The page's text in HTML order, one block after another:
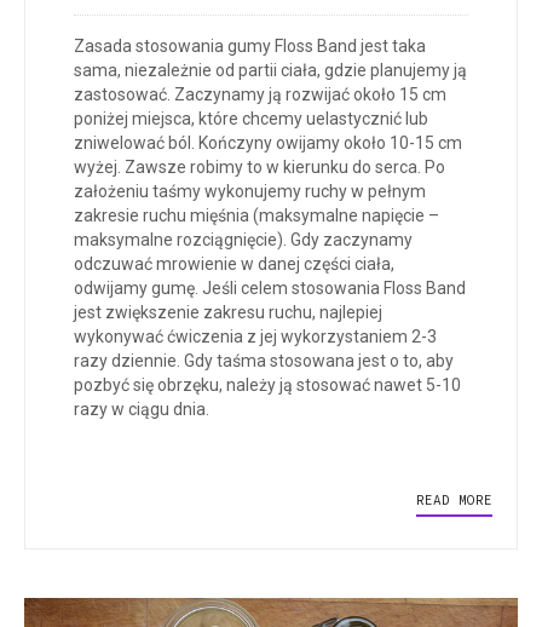
Zasada stosowania gumy Floss Band jest taka
sama, niezależnie od partii ciała, gdzie planujemy ją
zastosować. Zaczynamy ją rozwijać około 15 cm
poniżej miejsca, które chcemy uelastycznić lub
zniwelować ból. Kończyny owijamy około 10-15 cm
wyżej. Zawsze robimy to w kierunku do serca. Po
założeniu taśmy wykonujemy ruchy w pełnym
zakresie ruchu mięśnia (maksymalne napięcie –
maksymalne rozciągnięcie). Gdy zaczynamy
odczuwać mrowienie w danej części ciała,
odwijamy gumę. Jeśli celem stosowania Floss Band
jest zwiększenie zakresu ruchu, najlepiej
wykonywać ćwiczenia z jej wykorzystaniem 2-3
razy dziennie. Gdy taśma stosowana jest o to, aby
pozbyć się obrzęku, należy ją stosować nawet 5-10
razy w ciągu dnia.
READ MORE